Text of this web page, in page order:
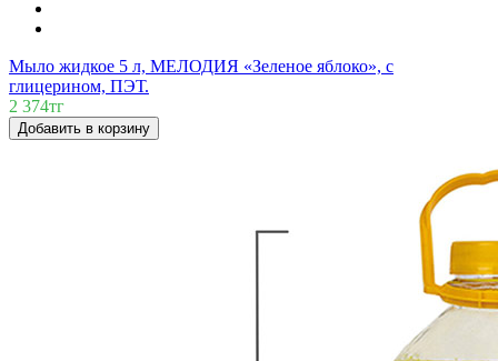
Мыло жидкое 5 л, МЕЛОДИЯ «Зеленое яблоко», с
глицерином, ПЭТ.
2 374тг
Добавить в корзину